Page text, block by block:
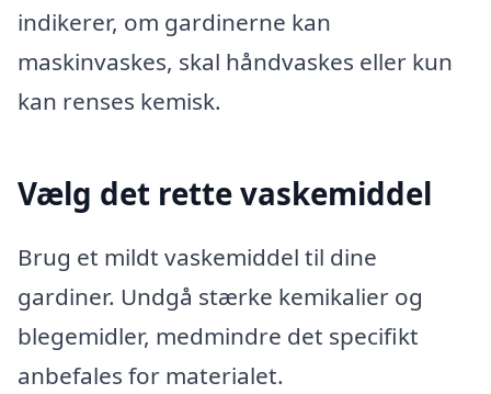
indikerer, om gardinerne kan
maskinvaskes, skal håndvaskes eller kun
kan renses kemisk.
Vælg det rette vaskemiddel
Brug et mildt vaskemiddel til dine
gardiner. Undgå stærke kemikalier og
blegemidler, medmindre det specifikt
anbefales for materialet.